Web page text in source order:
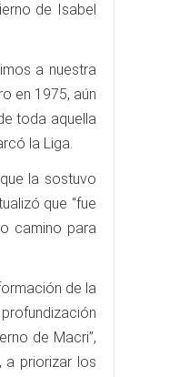
de Isabel
a nuestra
en 1975, aún
toda aquella
la Liga.
la sostuvo
que “fue
camino para
de la
de Macri”,
a priorizar los